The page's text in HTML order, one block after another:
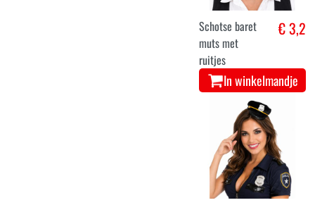
Schotse baret
muts met
ruitjes
€ 3,2
In winkelmandje